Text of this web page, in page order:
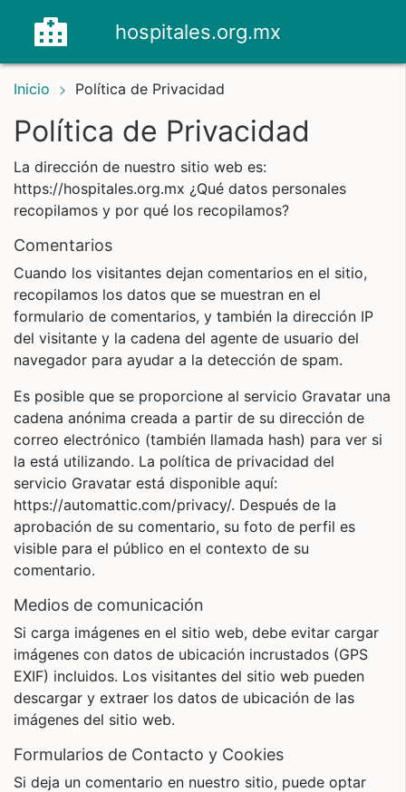
hospitales.org.mx
Inicio Política de Privacidad
Política de Privacidad
La dirección de nuestro sitio web es:
https://hospitales.org.mx ¿Qué datos personales
recopilamos y por qué los recopilamos?
Comentarios
Cuando los visitantes dejan comentarios en el sitio,
recopilamos los datos que se muestran en el
formulario de comentarios, y también la dirección IP
del visitante y la cadena del agente de usuario del
navegador para ayudar a la detección de spam.
Es posible que se proporcione al servicio Gravatar una
cadena anónima creada a partir de su dirección de
correo electrónico (también llamada hash) para ver si
la está utilizando. La política de privacidad del
servicio Gravatar está disponible aquí:
https://automattic.com/privacy/. Después de la
aprobación de su comentario, su foto de perfil es
visible para el público en el contexto de su
comentario.
Medios de comunicación
Si carga imágenes en el sitio web, debe evitar cargar
imágenes con datos de ubicación incrustados (GPS
EXIF) incluidos. Los visitantes del sitio web pueden
descargar y extraer los datos de ubicación de las
imágenes del sitio web.
Formularios de Contacto y Cookies
Si deja un comentario en nuestro sitio, puede optar